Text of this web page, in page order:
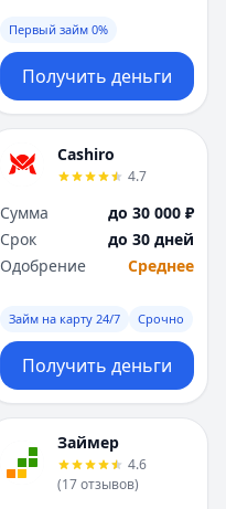
Сочи
Сургут
Т
Тверь
Тольятти
Томск
Тула
Тюмень
Ульяновск
Х
Хабаровск
Ч
Чебоксары
Челябинск
Чита
Я
Ярославль
Сочи
Сургут
Т
Тверь
Тольятти
Томск
Тула
Тюмень
Ульяновск
Х
Хабаровск
Ч
Чебоксары
Челябинск
Чита
Я
Ярославль
Первый займ 0%
Получить деньги
Cashiro
4.7
Сумма
до 30 000 ₽
Срок
до 30 дней
Одобрение
Среднее
Займ на карту 24/7 Срочно
Получить деньги
Займер
4.6
(17отзывов)